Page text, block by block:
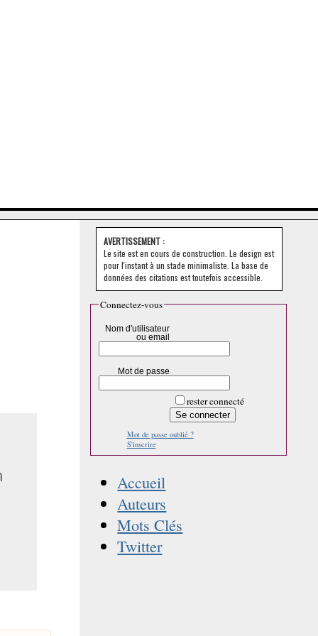
AVERTISSEMENT :
Le site est en cours de construction. Le design est
pour l'instant à un stade minimaliste. La base de
données des citations est toutefois accessible.
Connectez-vous
Nom d'utilisateur
ou email
Mot de passe
rester connecté
Mot de passe oublié ?
S'inscrire
Accueil
Auteurs
Mots Clés
Twitter